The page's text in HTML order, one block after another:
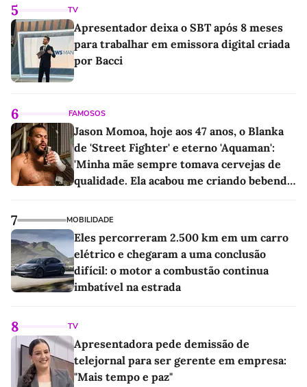
5 TV
Apresentador deixa o SBT após 8 meses
para trabalhar em emissora digital criada
por Bacci
6 FAMOSOS
Jason Momoa, hoje aos 47 anos, o Blanka
de 'Street Fighter' e eterno 'Aquaman':
'Minha mãe sempre tomava cervejas de
qualidade. Ela acabou me criando bebendo
7 MOBILIDADE
Eles percorreram 2.500 km em um carro
elétrico e chegaram a uma conclusão
difícil: o motor a combustão continua
imbatível na estrada
8 TV
Apresentadora pede demissão de
telejornal para ser gerente em empresa:
"Mais tempo e paz"